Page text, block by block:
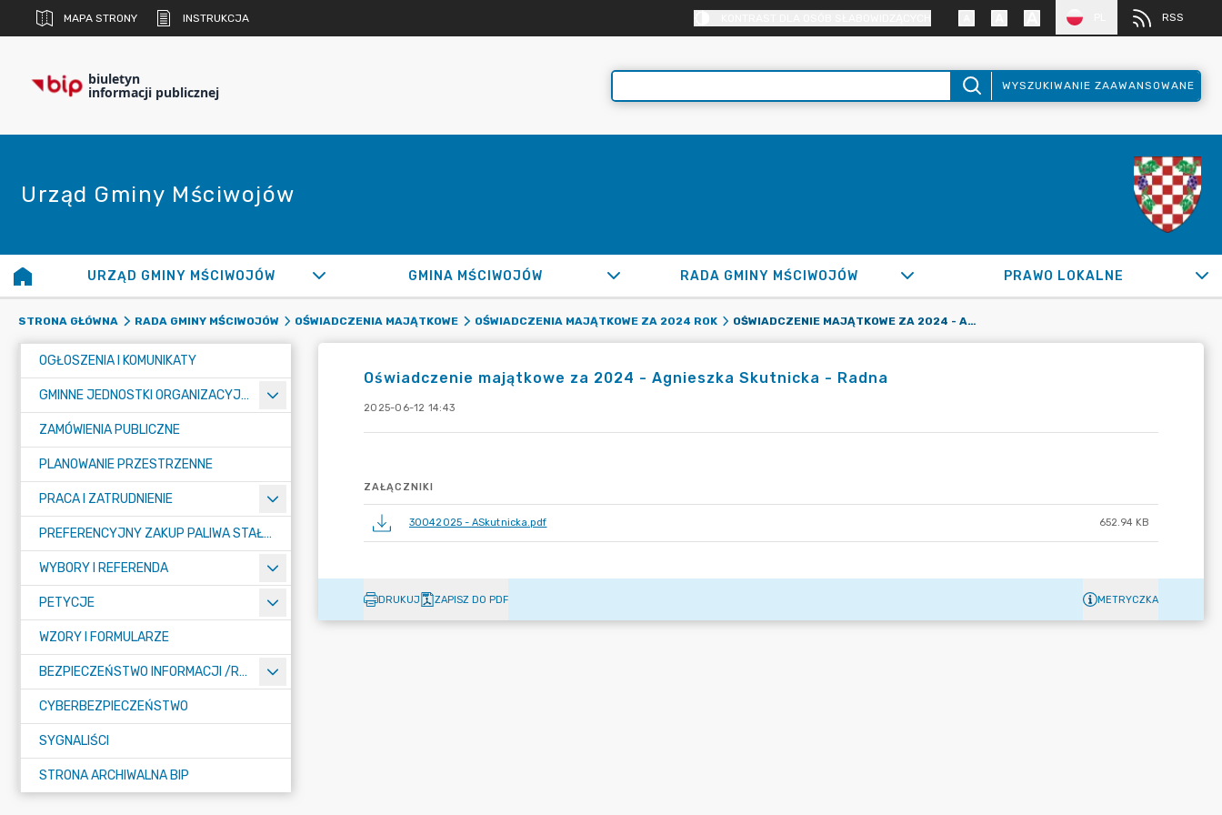
MAPA STRONY INSTRUKCJA RSS
biuletyn
informacji publicznej WYSZUKIWANIE ZAAWANSOWANE
Urząd Gminy Mściwojów
URZĄD GMINY MŚCIWOJÓW GMINA MŚCIWOJÓW RADA GMINY MŚCIWOJÓW PRAWO LOKALNE
STRONA GŁÓWNA RADA GMINY MŚCIWOJÓW OŚWIADCZENIA MAJĄTKOWE OŚWIADCZENIA MAJĄTKOWE ZA 2024 ROK OŚWIADCZENIE MAJĄTKOWE ZA 2024 - AGNIESZKA SKUTNICKA - RADNA
OGŁOSZENIA I KOMUNIKATY
GMINNE JEDNOSTKI ORGANIZACYJNE
ZAMÓWIENIA PUBLICZNE
PLANOWANIE PRZESTRZENNE
PRACA I ZATRUDNIENIE
PREFERENCYJNY ZAKUP PALIWA STAŁEGO
WYBORY I REFERENDA
PETYCJE
WZORY I FORMULARZE
BEZPIECZEŃSTWO INFORMACJI /RODO/
CYBERBEZPIECZEŃSTWO
SYGNALIŚCI
STRONA ARCHIWALNA BIP
Oświadczenie majątkowe za 2024 - Agnieszka Skutnicka - Radna
2025-06-12 14:43
ZAŁĄCZNIKI
30042025 - ASkutnicka.pdf 652.94 KB
DRUKUJ ZAPISZ DO PDF METRYCZKA